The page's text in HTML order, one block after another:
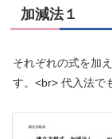
加減法１
それぞれの式を加
す。<br> 代入法で